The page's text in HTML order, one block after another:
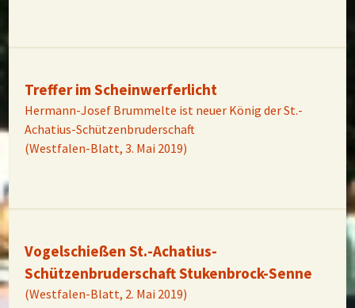
Treffer im Scheinwerferlicht
Hermann-Josef Brummelte ist neuer König der St.-
Achatius-Schützenbruderschaft
(Westfalen-Blatt, 3. Mai 2019)
Vogelschießen St.-Achatius-
Schützenbruderschaft Stukenbrock-Senne
(Westfalen-Blatt, 2. Mai 2019)